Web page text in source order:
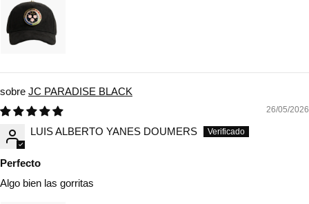
JC PARADISE BLACK
26/05/2026
LUIS ALBERTO YANES DOUMERS
Perfecto
Algo bien las gorritas